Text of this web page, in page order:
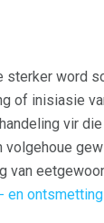
sterker word
of inisiasie
vir
van
en